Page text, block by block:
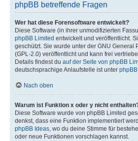
phpBB betreffende Fragen
Wer hat diese Forensoftware entwickelt?
Diese Software (in ihrer unmodifizierten
phpBB Limited entwickelt und veröffentlicht.
geschützt. Sie wurde unter der GNU General
(GPL-2.0) veröffentlicht und kann frei
Details findest du auf der Seite von phpBB
deutschsprachige Anlaufstelle ist unter
Nach oben
Warum ist Funktion x oder y nicht
Diese Software wurde von phpBB Limited
denkst, dass eine Funktion implementiert
phpBB Ideas, wo du deine Stimme für
oder neue Funktionen vorschlagen kannst.